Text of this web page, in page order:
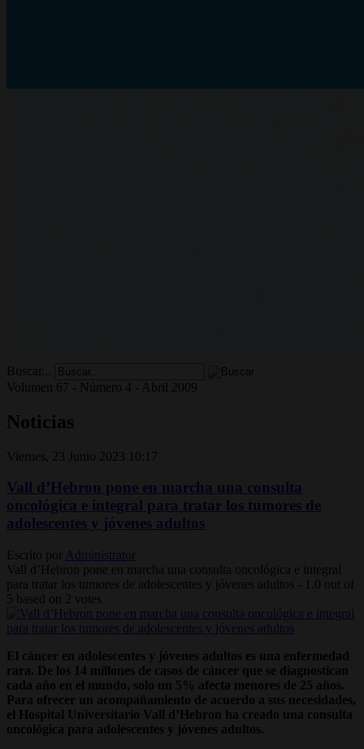
Buscar...
Volumen 67 - Número 4 - Abril 2009
Noticias
Viernes, 23 Junio 2023 10:17
Vall d’Hebron pone en marcha una consulta
oncológica e integral para tratar los tumores de
adolescentes y jóvenes adultos
Escrito por
Administrator
Vall d’Hebron pone en marcha una consulta oncológica e integral
para tratar los tumores de adolescentes y jóvenes adultos - 1.0 out of
5 based on 2 votes
El cáncer en adolescentes y jóvenes adultos es una enfermedad
rara. De los 14 millones de casos de cáncer que se diagnostican
cada año en el mundo, solo un 5% afecta menores de 25 años.
Para ofrecer un acompañamiento de acuerdo a sus necesidades,
el Hospital Universitario Vall d’Hebron ha creado una consulta
oncológica para adolescentes y jóvenes adultos.